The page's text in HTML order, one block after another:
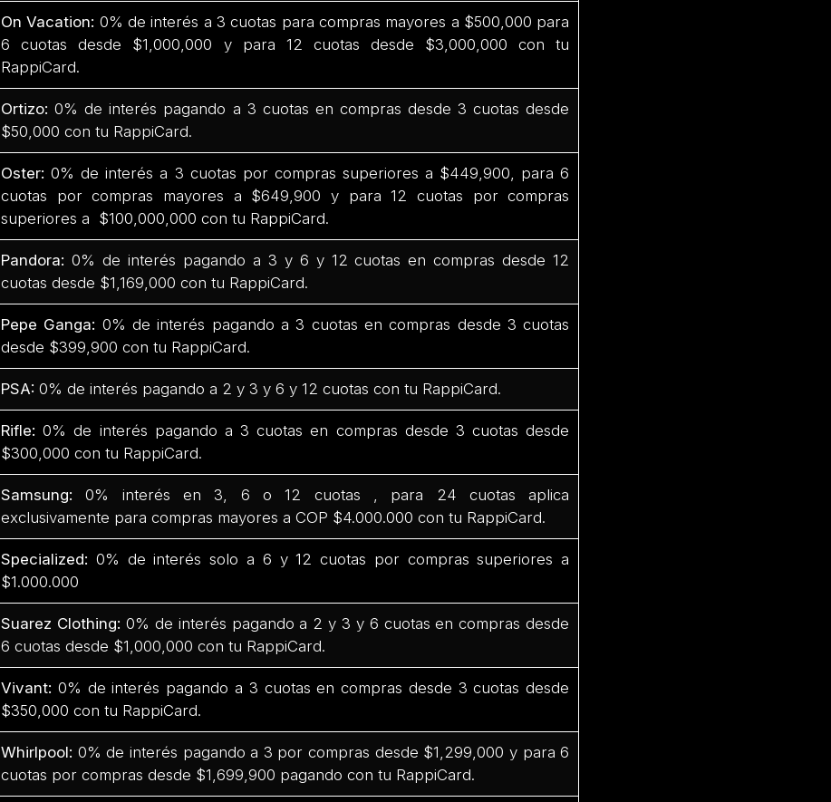
On Vacation: 0% de interés a 3 cuotas para compras mayores a $500,000 para
6 cuotas desde $1,000,000 y para 12 cuotas desde $3,000,000 con tu
RappiCard.
Ortizo:0% de interés pagando a 3 cuotas en compras desde 3 cuotas desde
$50,000 con tu RappiCard.
Oster:0% de interés a 3 cuotas por compras superiores a $449,900, para 6
cuotas por compras mayores a $649,900 y para 12 cuotas por compras
superiores a $100,000,000 con tu RappiCard.
Pandora:0% de interés pagando a 3 y 6 y 12 cuotas en compras desde 12
cuotas desde $1,169,000 con tu RappiCard.
Pepe Ganga: 0% de interés pagando a 3 cuotas en compras desde 3 cuotas
desde $399,900 con tu RappiCard.
PSA: 0% de interés pagando a 2 y 3 y 6 y 12 cuotas con tu RappiCard.
Rifle:0% de interés pagando a 3 cuotas en compras desde 3 cuotas desde
$300,000 con tu RappiCard.
Samsung:0% interés en 3, 6 o 12 cuotas , para 24 cuotas aplica
exclusivamente para compras mayores a COP $4.000.000 con tu RappiCard.
Specialized: 0% de interés solo a 6 y 12 cuotas por compras superiores a
$1.000.000
Suarez Clothing: 0% de interés pagando a 2 y 3 y 6 cuotas en compras desde
6 cuotas desde $1,000,000 con tu RappiCard.
Vivant: 0% de interés pagando a 3 cuotas en compras desde 3 cuotas desde
$350,000 con tu RappiCard.
Whirlpool: 0% de interés pagando a 3 por compras desde $1,299,000 y para 6
cuotas por compras desde $1,699,900 pagando con tu RappiCard.